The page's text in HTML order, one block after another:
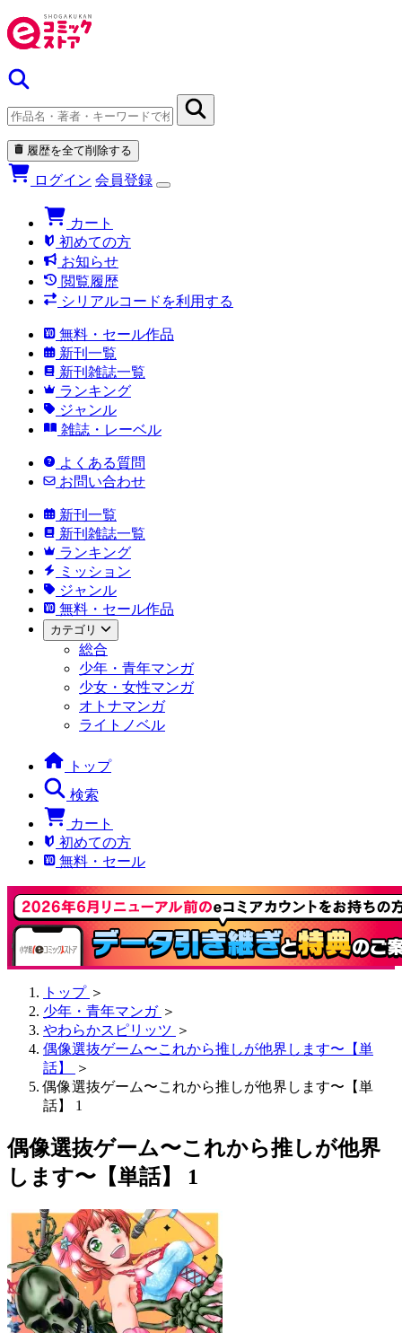
履歴を全て削除する
ログイン 会員登録
カート
初めての方
お知らせ
閲覧履歴
シリアルコードを利用する
無料・セール作品
新刊一覧
新刊雑誌一覧
ランキング
ジャンル
雑誌・レーベル
よくある質問
お問い合わせ
新刊一覧
新刊雑誌一覧
ランキング
ミッション
ジャンル
無料・セール作品
カテゴリ
総合
少年・青年マンガ
少女・女性マンガ
オトナマンガ
ライトノベル
トップ
検索
カート
初めての方
無料・セール
トップ ＞
少年・青年マンガ ＞
やわらかスピリッツ ＞
偶像選抜ゲーム〜これから推しが他界します〜【単
話】
＞
偶像選抜ゲーム〜これから推しが他界します〜【単
話】 1
偶像選抜ゲーム〜これから推しが他界
します〜【単話】 1